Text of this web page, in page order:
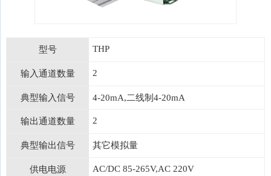
型号 THP
输入通道数量 2
典型输入信号 4-20mA,二线制4-20mA
输出通道数量 2
典型输出信号 其它模拟量
供电电源 AC/DC 85-265V,AC 220V